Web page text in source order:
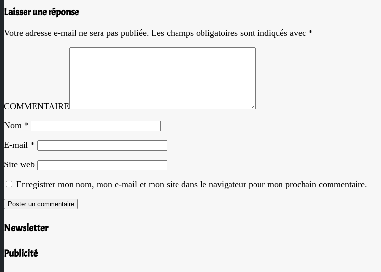
Laisser une réponse
Votre adresse e-mail ne sera pas publiée. Les champs obligatoires sont indiqués avec *
COMMENTAIRE
Nom *
E-mail *
Site web
Enregistrer mon nom, mon e-mail et mon site dans le navigateur pour mon prochain commentaire.
Newsletter
Publicité